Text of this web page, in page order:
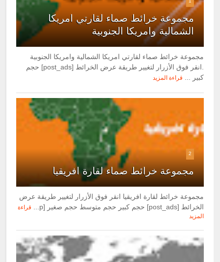
مجموعة خرائط صماء لقارتي امريكا
الشمالية وامريكا الجنوبية
مجموعة خرائط صماء لقارتي امريكا الشمالية وامريكا الجنوبية
.انقر فوق الأزرار لتغيير طريقة عرض الخرائط [post_ads] حجم
كبير ...
قراءة المزيد
2
مجموعة خرائط صماء لقارة افريقيا
مجموعة خرائط لقارة افريقيا انقر فوق الأزرار لتغيير طريقة عرض
الخرائط [post_ads] حجم كبير حجم متوسط حجم صغير [p...
قراءة
المزيد